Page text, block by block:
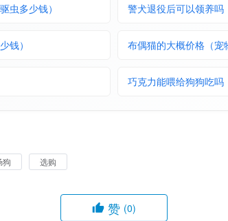
虫多少钱） 警犬退役后可以领养吗
钱） 布偶猫的大概价格（宠
巧克力能喂给狗狗吃吗
狗 选购
赞 (0)